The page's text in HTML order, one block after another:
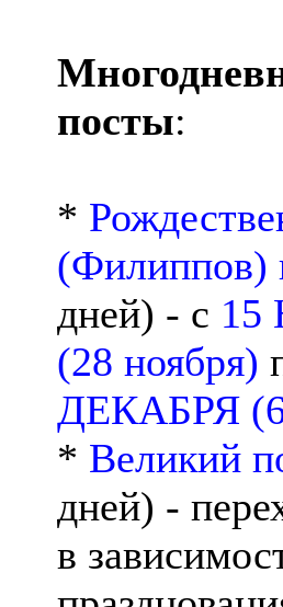
посты:
*
(Филиппов)
дней) - с 15
(28 ноября)
ДЕКАБРЯ (6
* Великий
дней) -
в